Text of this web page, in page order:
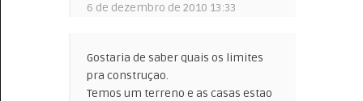
6 de dezembro de 2010 13:33
Gostaria de saber quais os limites
pra construçao.
Temos um terreno e as casas estao